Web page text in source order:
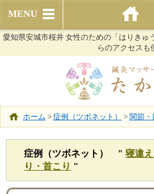
MENU
愛知県安城市桜井 女性のための「はりきゅ
らのアクセスも
ホーム > 症例（ツボネット） > 関節
症例（ツボネット） " 寝違え
り・首こり "